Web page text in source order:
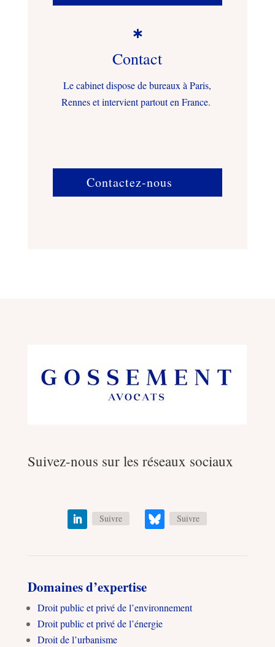

Contact
Le cabinet dispose de bureaux à Paris,
Rennes et intervient partout en France.
Contactez-nous
Suivez-nous sur les réseaux sociaux
Suivre Suivre
Domaines d’expertise
Droit public et privé de l’environnement
Droit public et privé de l’énergie
Droit de l’urbanisme